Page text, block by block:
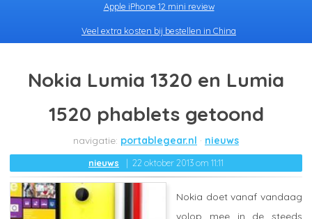
Apple iPhone 12 mini review
Veel extra kosten bij bestellen in China
Nokia Lumia 1320 en Lumia
1520 phablets getoond
portablegear.nl nieuws
nieuws 22 oktober 2013 om 11:11
Nokia doet vanaf vandaag
volop mee in de steeds